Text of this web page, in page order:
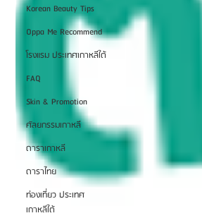
Korean Beauty Tips
Oppa Me Recommend
โรงแรม ประเทศเกาหลีใต้
FAQ
Skin & Promotion
ศัลยกรรมเกาหลี
ดาราเกาหลี
ดาราไทย
ท่องเที่ยว ประเทศ
เกาหลีใต้